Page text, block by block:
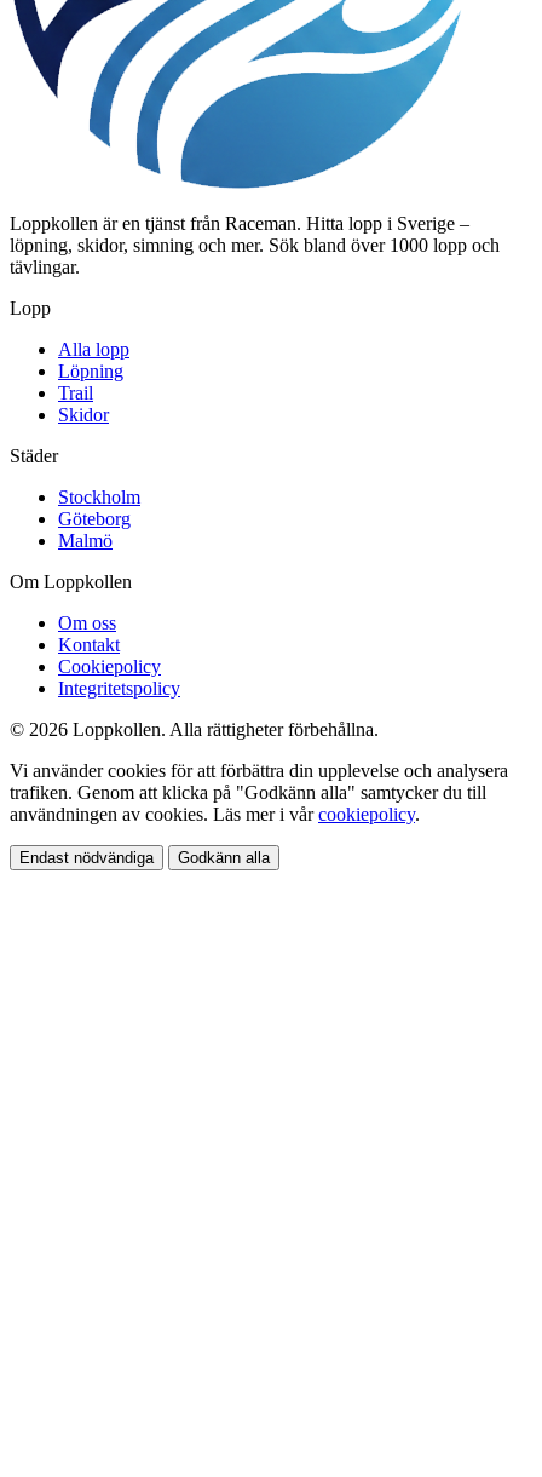
Loppkollen är en tjänst från Raceman. Hitta lopp i Sverige –
löpning, skidor, simning och mer. Sök bland över 1000 lopp och
tävlingar.
Lopp
Alla lopp
Löpning
Trail
Skidor
Städer
Stockholm
Göteborg
Malmö
Om Loppkollen
Om oss
Kontakt
Cookiepolicy
Integritetspolicy
© 2026 Loppkollen. Alla rättigheter förbehållna.
Vi använder cookies för att förbättra din upplevelse och analysera
trafiken. Genom att klicka på "Godkänn alla" samtycker du till
användningen av cookies. Läs mer i vårcookiepolicy.
Endast nödvändiga Godkänn alla